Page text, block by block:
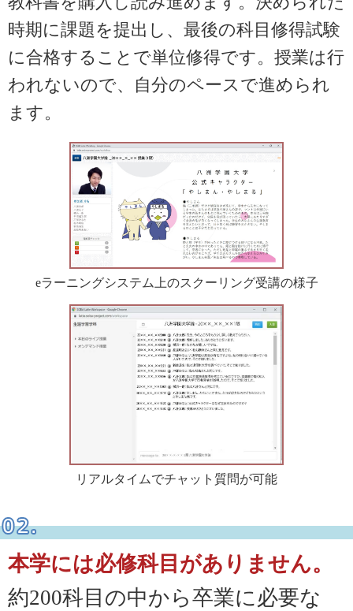
時期に課題を提出し、最後の科目修得試験
に合格することで単位修得です。授業は行
われないので、自分のペースで進められ
ます。
eラーニングシステム上のスクーリング受講の様子
リアルタイムでチャット質問が可能
本学には必修科目がありません。
約200科目の中から卒業に必要な